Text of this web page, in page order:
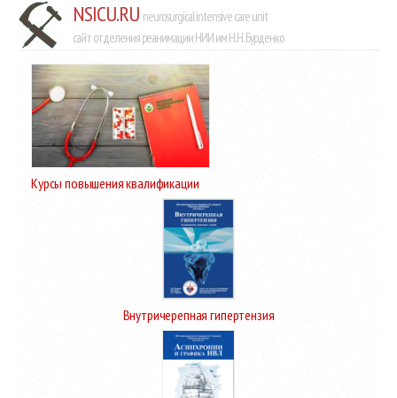
NSICU.RU neurosurgical intensive care unit
сайт отделения реанимации НИИ им Н.Н. Бурденко
Курсы повышения квалификации
Внутричерепная гипертензия